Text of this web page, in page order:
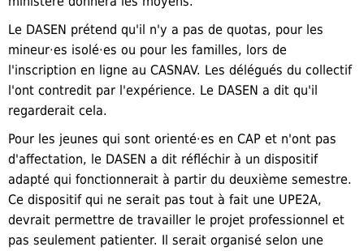
Le DASEN prétend qu'il n'y a pas de quotas, pour les
mineur·es isolé·es ou pour les familles, lors de
l'inscription en ligne au CASNAV. Les délégués du collectif
l'ont contredit par l'expérience. Le DASEN a dit qu'il
regarderait cela.
Pour les jeunes qui sont orienté·es en CAP et n'ont pas
d'affectation, le DASEN a dit réfléchir à un dispositif
adapté qui fonctionnerait à partir du deuxième semestre.
Ce dispositif qui ne serait pas tout à fait une UPE2A,
devrait permettre de travailler le projet professionnel et
pas seulement patienter. Il serait organisé selon une